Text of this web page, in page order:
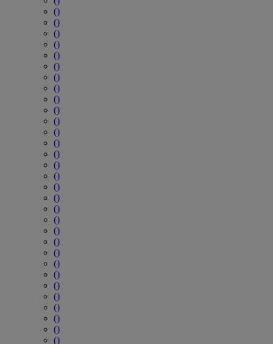
()
()
()
()
()
()
()
()
()
()
()
()
()
()
()
()
()
()
()
()
()
()
()
()
()
()
()
()
()
()
()